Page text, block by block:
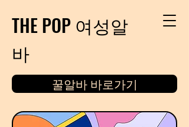
THE POP 여성알
바
꿀알바 바로가기